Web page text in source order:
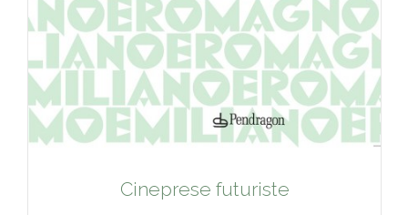
Cineprese futuriste